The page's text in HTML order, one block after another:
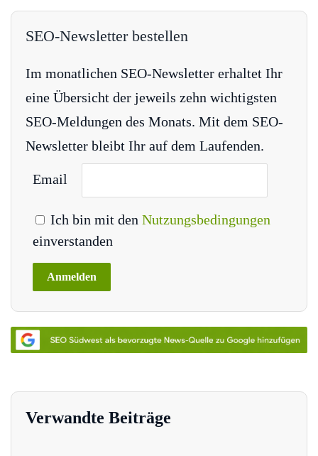
SEO-Newsletter bestellen
Im monatlichen SEO-Newsletter erhaltet Ihr
eine Übersicht der jeweils zehn wichtigsten
SEO-Meldungen des Monats. Mit dem SEO-
Newsletter bleibt Ihr auf dem Laufenden.
Email
Ich bin mit den Nutzungsbedingungen
einverstanden
Verwandte Beiträge